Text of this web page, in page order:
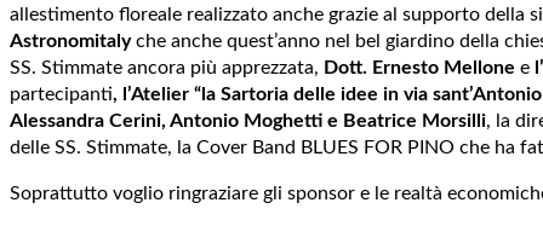
allestimento floreale realizzato anche grazie al supporto della
Astronomitalyche anche quest’anno nel bel giardino della
SS. Stimmate ancora più apprezzata, Dott. Ernesto Mellone e
partecipanti, l’Atelier “la Sartoria delle idee in via sant’Antonio
Alessandra Cerini, Antonio Moghetti e Beatrice Morsilli, la
delle SS. Stimmate, la Cover Band BLUES FOR PINO che ha
Soprattutto voglio ringraziare gli sponsor e le realtà